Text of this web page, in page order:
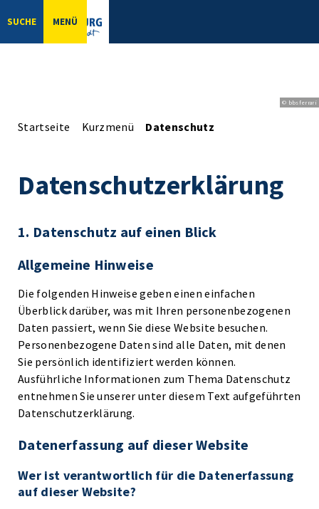
SUCHE MENÜ
© bbsferrari
Startseite Kurzmenü Datenschutz
Datenschutzerklärung
1. Datenschutz auf einen Blick
Allgemeine Hinweise
Die folgenden Hinweise geben einen einfachen
Überblick darüber, was mit Ihren personenbezogenen
Daten passiert, wenn Sie diese Website besuchen.
Personenbezogene Daten sind alle Daten, mit denen
Sie persönlich identifiziert werden können.
Ausführliche Informationen zum Thema Datenschutz
entnehmen Sie unserer unter diesem Text aufgeführten
Datenschutzerklärung.
Datenerfassung auf dieser Website
Wer ist verantwortlich für die Datenerfassung
auf dieser Website?